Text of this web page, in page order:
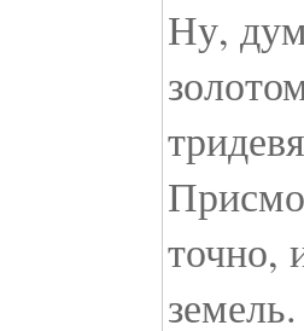
Ну,
точно,